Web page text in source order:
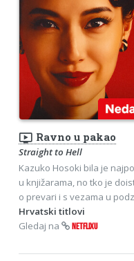
ondemand_video Ravno u pakao
Straight to Hell
Kazuko Hosoki bila je
u knjižarama, no tko je
o prevari i s vezama u
Hrvatski titlovi
Gledaj na
NETFLIXU